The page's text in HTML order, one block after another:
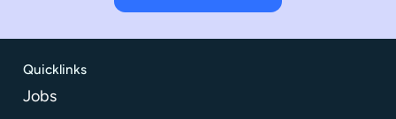
Quicklinks
Jobs